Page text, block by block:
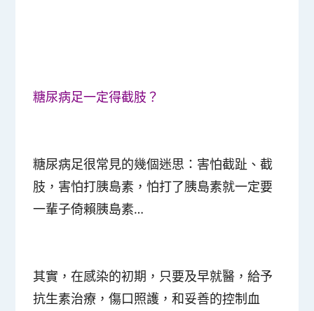
糖尿病足一定得截肢？
糖尿病足很常見的幾個迷思：害怕截趾、截
肢，害怕打胰島素，怕打了胰島素就一定要
一輩子倚賴胰島素…
其實，在感染的初期，只要及早就醫，給予
抗生素治療，傷口照護，和妥善的控制血